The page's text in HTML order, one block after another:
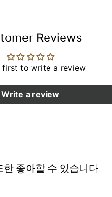
Reviews
first to write a review
Write a review
한 좋아할 수 있습니다